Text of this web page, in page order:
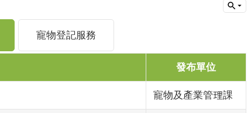
寵物登記服務
發布單位
寵物及產業管理課